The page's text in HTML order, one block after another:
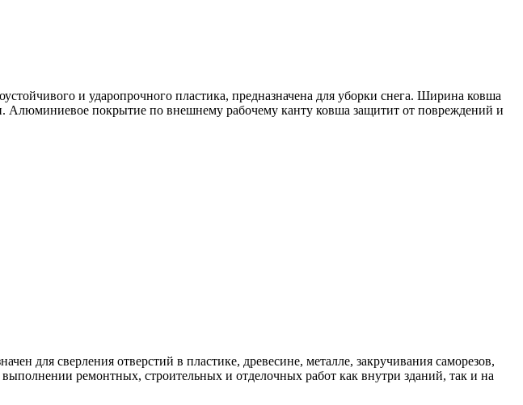
и ударопрочного пластика, предназначена для уборки снега. Ширина ковша
Алюминиевое покрытие по внешнему рабочему канту ковша защитит от повреждений и
сверления отверстий в пластике, древесине, металле, закручивания саморезов,
ремонтных, строительных и отделочных работ как внутри зданий, так и на